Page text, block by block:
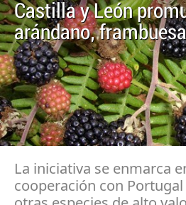
Castilla y León
arándano,
La iniciativa se enmarca
cooperación con